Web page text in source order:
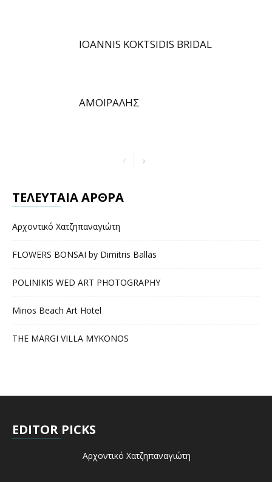
IOANNIS KOKTSIDIS BRIDAL
ΑΜΟΙΡΑΛΗΣ
ΤΕΛΕΥΤΑΙΑ ΑΡΘΡΑ
Αρχοντικό Χατζηπαναγιώτη
FLOWERS BONSAI by Dimitris Ballas
POLINIKIS WED ART PHOTOGRAPHY
Minos Beach Art Hotel
THE MARGI VILLA MYKONOS
EDITOR PICKS
Αρχοντικό Χατζηπαναγιώτη